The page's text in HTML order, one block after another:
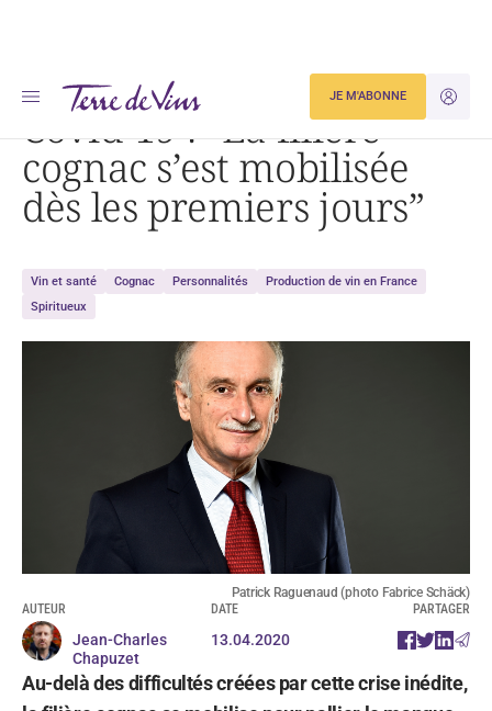
JE
JE M'ABONNE
Accueil Covid-19 : « La filière cognac s’est mobilisée dès les premiers jours »
Covid-19 : “La filière
cognac s’est mobilisée
dès les premiers jours”
Vin et santé Cognac Personnalités
Production de vin en France
Spiritueux
Patrick Raguenaud (photo Fabrice Schäck)
AUTEUR
Jean-Charles
Chapuzet
DATE
13.04.2020
PARTAGER
Au-delà des difficultés créées par cette crise inédite,